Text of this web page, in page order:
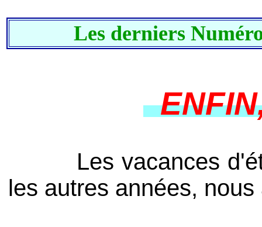
Les derniers
Les vacances d'été
les autres années,